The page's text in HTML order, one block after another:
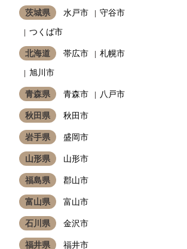
茨城県 水戸市
守谷市
つくば市
北海道 帯広市
札幌市
旭川市
青森県 青森市 八戸市
秋田県 秋田市
岩手県 盛岡市
山形県 山形市
福島県 郡山市
富山県 富山市
石川県 金沢市
福井県 福井市